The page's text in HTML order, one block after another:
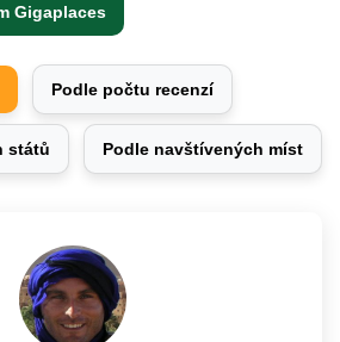
Gigaplaces
Podle počtu recenzí
států Podle navštívených míst